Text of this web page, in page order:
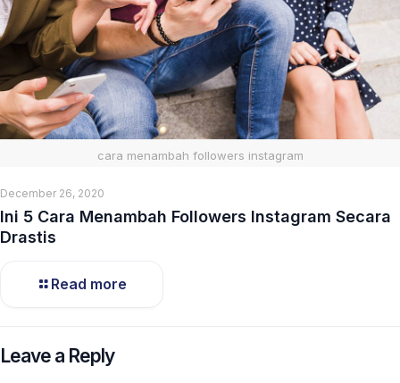
cara menambah followers instagram
December 26, 2020
Ini 5 Cara Menambah Followers Instagram Secara
Drastis
Read more
Leave a Reply